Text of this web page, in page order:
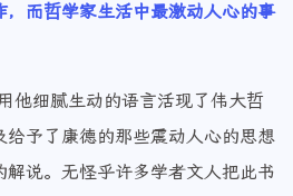
，而哲学家生活中最激动人心的事
他细腻生动的语言活现了伟大哲
给予了康德的那些震动人心的思想
说。无怪乎许多学者文人把此书